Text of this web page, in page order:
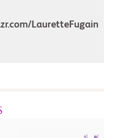
LauretteFugain